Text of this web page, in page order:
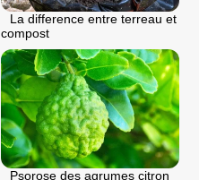
La difference entre terreau et
compost
Psorose des agrumes citron